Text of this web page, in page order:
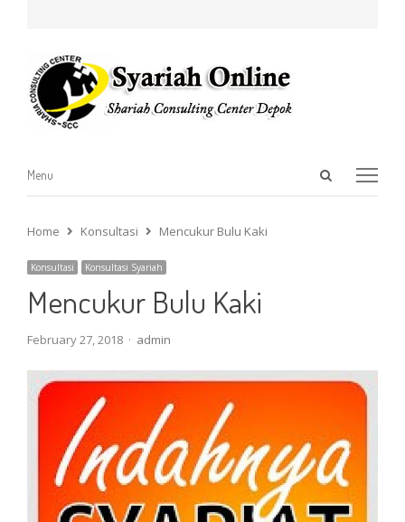
Open
Menu
Menu
Home Konsultasi Mencukur Bulu Kaki
Konsultasi Konsultasi Syariah
Mencukur Bulu Kaki
February 27, 2018 Author
admin